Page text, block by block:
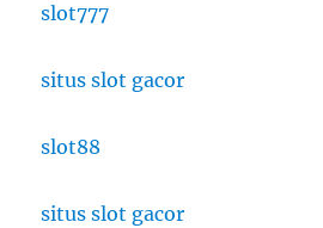
slot777
situs slot gacor
slot88
situs slot gacor